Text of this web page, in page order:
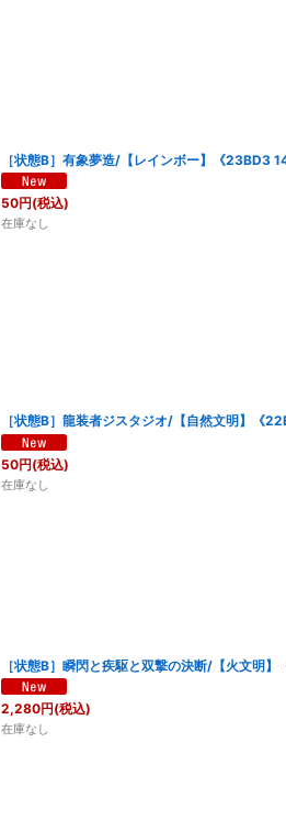
［状態B］有象夢造/【レインボー】《23BD3
50円(税込)
在庫なし
［状態B］龍装者ジスタジオ/【自然文明】《
50円(税込)
在庫なし
［状態B］瞬閃と疾駆と双撃の決断/【火文明
2,280円(税込)
在庫なし